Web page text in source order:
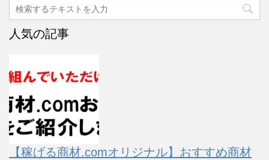
人気の記事
【稼げる商材.comオリジナル】おすすめ商材